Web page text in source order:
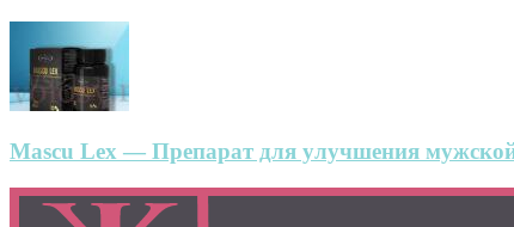
Mascu Lex — Препарат для улучшения мужской